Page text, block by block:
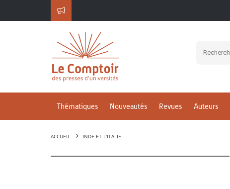
Thématiques Nouveautés Revues Auteurs
ACCUEIL INDE ET L'ITALIE